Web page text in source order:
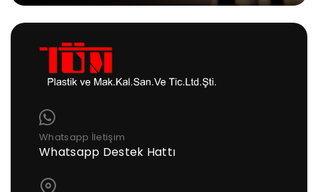
Whatsapp İletişim
Whatsapp Destek Hattı